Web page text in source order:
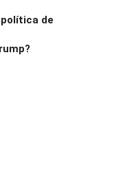
política de